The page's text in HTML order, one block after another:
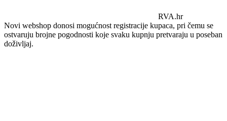
RVA.hr
Novi webshop donosi mogućnost registracije kupaca, pri čemu se
ostvaruju brojne pogodnosti koje svaku kupnju pretvaraju u poseban
doživljaj.